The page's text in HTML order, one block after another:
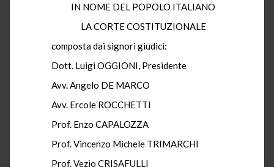
IN NOME DEL POPOLO ITALIANO
LA CORTE COSTITUZIONALE
composta dai signori giudici:
Dott. Luigi OGGIONI, Presidente
Avv. Angelo DE MARCO
Avv. Ercole ROCCHETTI
Prof. Enzo CAPALOZZA
Prof. Vincenzo Michele TRIMARCHI
Prof. Vezio CRISAFULLI